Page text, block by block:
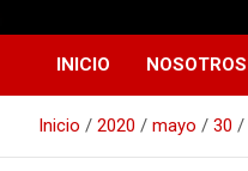
Réplica
INICIO NOSOTROS
Inicio 2020 mayo 30